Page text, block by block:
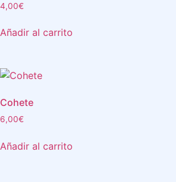
4,00€
Añadir al carrito
Cohete
6,00€
Añadir al carrito